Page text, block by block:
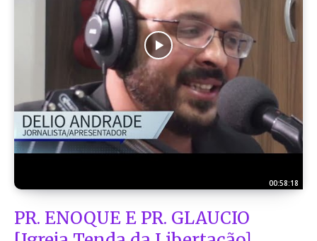
00:58:18
PR. ENOQUE E PR. GLAUCIO